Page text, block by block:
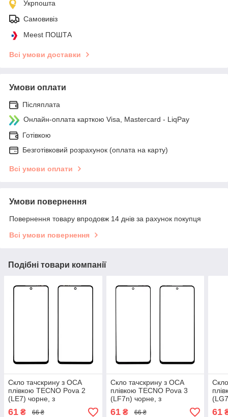
Укрпошта
Самовивіз
Meest ПОШТА
Всі умови доставки
Умови оплати
Післяплата
Онлайн-оплата карткою Visa, Mastercard - LiqPay
Готівкою
Безготівковий розрахунок (оплата на карту)
Всі умови оплати
Умови повернення
Повернення товару впродовж 14 днів за рахунок покупця
Всі умови повернення
Подібні товари компанії
Скло тачскрину з OCA
плівкою TECNO Pova 2
(LE7) чорне, з
олеофобним покриттям,
загартоване
61 ₴ 66 ₴
Скло тачскрину з OCA
плівкою TECNO Pova 3
(LF7n) чорне, з
олеофобним покриттям,
загартоване
61₴ 66 ₴ 61